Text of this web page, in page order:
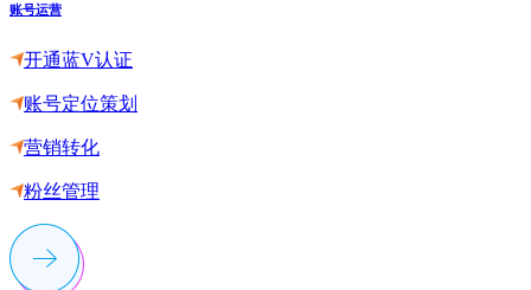
账号运营
开通蓝V认证
账号定位策划
营销转化
粉丝管理